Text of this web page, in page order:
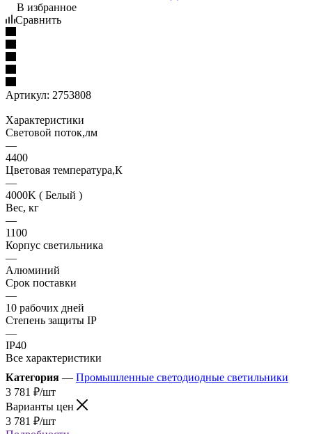
В избранное
Сравнить
Артикул: 2753808
Характеристики
Световой поток,лм
—
4400
Цветовая температура,К
—
4000K ( Белый )
Вес, кг
—
1100
Корпус светильника
—
Алюминий
Срок поставки
—
10 рабочих дней
Степень защиты IP
—
IP40
Все характеристики
Категория — Промышленные светодиодные светильники
3 781 ₽/шт
Варианты цен
3 781 ₽/шт